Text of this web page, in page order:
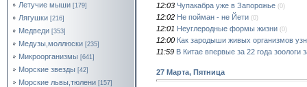
Летучие мыши [179]
Лягушки [216]
Медведи [353]
Медузы,моллюски [235]
Микроорганизмы [641]
Морские звезды [42]
Морские львы,тюлени [157]
12:03 Чупакабра уже в Запорожье (0)
12:02 Не пойман - не Йети (0)
12:01 Неуглеродные формы жизни (0)
12:00 Как зародыши живых организмов
11:59 В Китае впервые за 22 года зоологи
27 Марта, Пятница